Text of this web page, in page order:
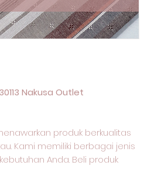
Nakusa Outlet
produk berkualitas
Kami memiliki berbagai jenis
Anda. Beli produk